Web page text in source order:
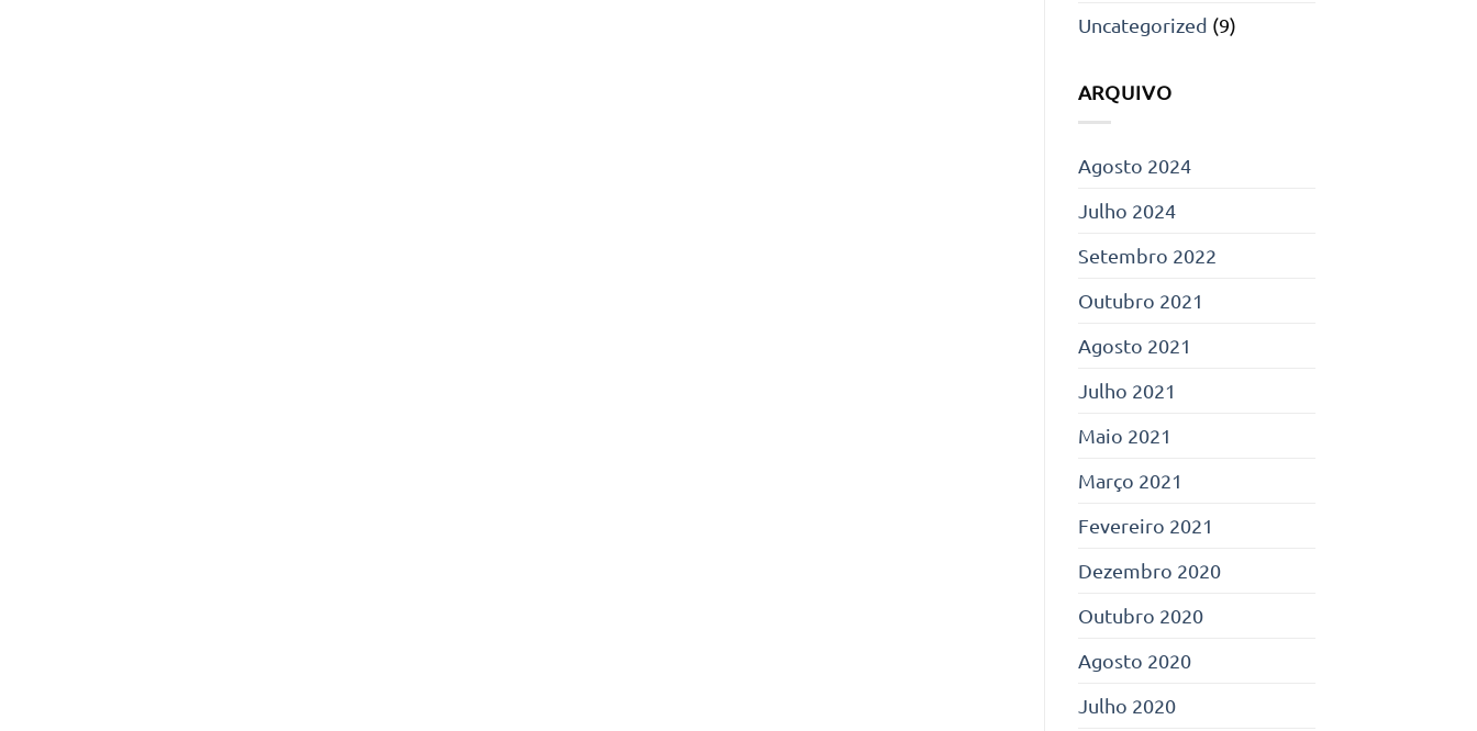
Uncategorized (9)
ARQUIVO
Agosto 2024
Julho 2024
Setembro 2022
Outubro 2021
Agosto 2021
Julho 2021
Maio 2021
Março 2021
Fevereiro 2021
Dezembro 2020
Outubro 2020
Agosto 2020
Julho 2020